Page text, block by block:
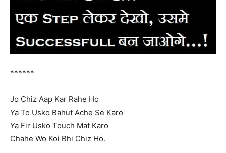
******
Jo Chiz Aap Kar Rahe Ho
Ya To Usko Bahut Ache Se Karo
Ya Fir Usko Touch Mat Karo
Chahe Wo Koi Bhi Chiz Ho.